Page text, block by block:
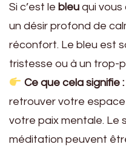
Si c’est le bleu qui
un désir profond de
réconfort. Le bleu est
tristesse ou à un trop-
Ce que cela signifie :
retrouver votre
votre paix mentale. Le
méditation peuvent